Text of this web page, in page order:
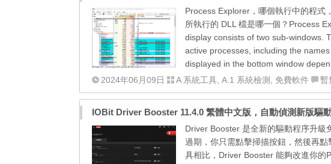
Process Explorer，哪個執行中的程式
所執行的 DLL 檔是哪一個？Process
display consists of two sub-windows.
active processes, including the
displayed in the bottom window
2024年06月09日
A 系統工具 A.1 系統檢測 免費軟件 暫
IOBit Driver Booster 11.4.0 繁體中文版，自動偵測新版驅
Driver Booster 是全新的驅動程序升級
過期，你只需點擊掃描按鈕，然後再
具相比，Driver Booster 能夠改進你的